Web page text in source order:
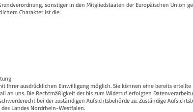
sonstiger in den Mitgliedstaaten der Europäischen Union
Charakter ist die:
Ihrer ausdrücklichen Einwilligung möglich. Sie können eine bereits
an uns. Die Rechtmäßigkeit der bis zum Widerruf erfolgten
bei der zuständigen Aufsichtsbehörde zu. Zuständige
Landes Nordrhein-Westfalen.